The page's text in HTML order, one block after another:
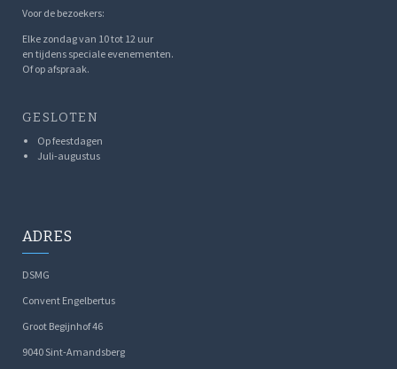
Voor de bezoekers:
Elke zondag van 10 tot 12 uur
en tijdens speciale evenementen.
Of op afspraak.
GESLOTEN
Op feestdagen
Juli-augustus
ADRES
DSMG
Convent Engelbertus
Groot Begijnhof 46
9040 Sint-Amandsberg